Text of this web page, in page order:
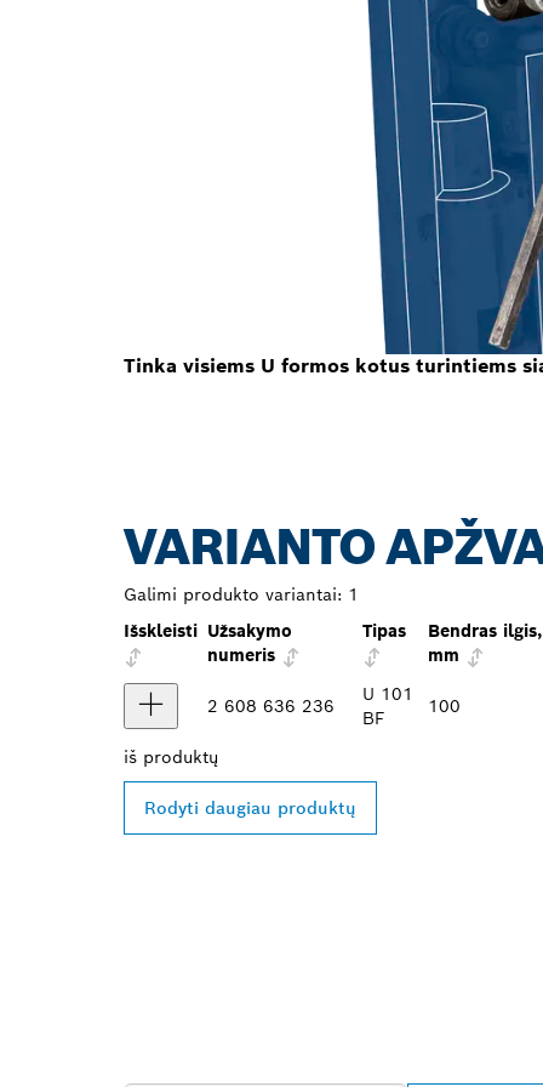
Tinka visiems U formos kotus turintiems
VARIANTO
Galimi produkto variantai: 1
Išskleisti Užsakymo
numeris
Tipas
Bendras ilgis,
mm
2 608 636 236
U 101
BF
100
iš produktų
Rodyti daugiau produktų